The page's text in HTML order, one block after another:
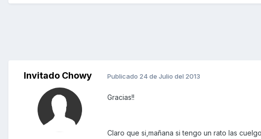
Invitado Chowy Publicado 24 de Julio del 2013
Gracias!!
Claro que si,mañana si tengo un rato las